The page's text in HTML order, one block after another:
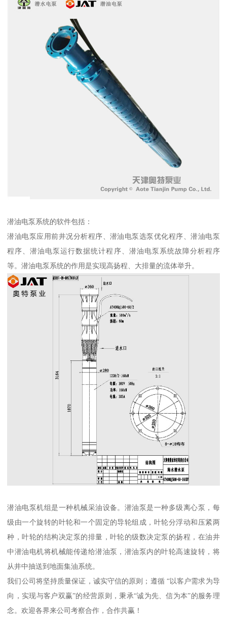
潜油电泵系统的软件包括：
潜油电泵应用前井况分析程序、潜油电泵选泵优化程序、潜油电泵
程序、潜油电泵运行数据统计程序、潜油电泵系统故障分析程序
等。潜油电泵系统的作用是实现高扬程、大排量的流体举升。
潜油电泵机组是一种机械采油设备。潜油泵是一种多级离心泵，每
级由一个旋转的叶轮和一个固定的导轮组成，叶轮分浮动和压紧两
种，叶轮的结构决定泵的排量，叶轮的级数决定泵的扬程，在油井
中潜油电机将机械能传递给潜油泵，潜油泵内的叶轮高速旋转，将
从井中抽送到地面集油系统。
我们公司将坚持质量保证，诚实守信的原则；遵循 “以客户需求为导
向，实现与客户双赢”的经营原则，秉承“诚为先、信为本”的服务理
念。欢迎各界来公司考察合作，合作共赢！